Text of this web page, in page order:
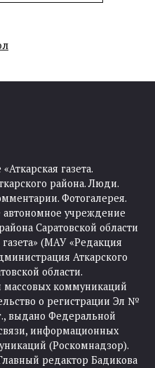
газета.
района. Люди.
Фотогалерея.
учреждение
Саратовской области
(МАУ «Редакция
Аткарского
области.
коммуникаций
о регистрации Эл №
выдано Федеральной
информационных
(Роскомнадзор).
редактор Бадикова